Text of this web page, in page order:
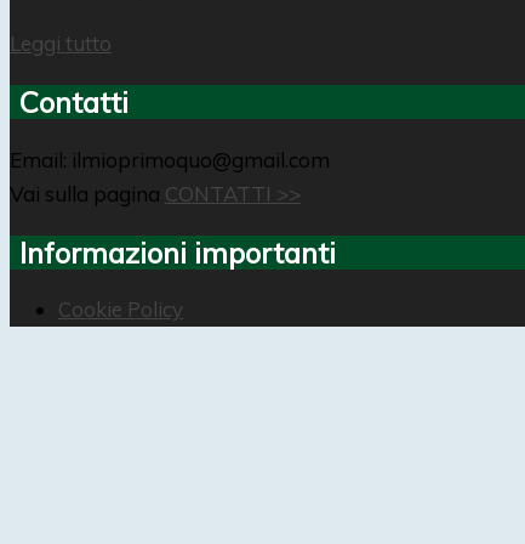
Leggi tutto
Contatti
Email: ilmioprimoquo@gmail.com
Vai sulla pagina CONTATTI >>
Informazioni importanti
Cookie Policy